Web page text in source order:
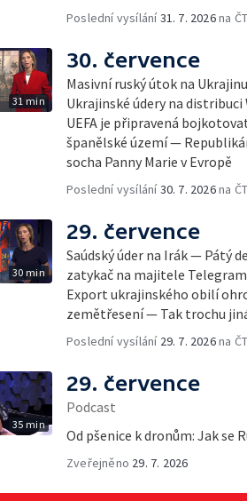
Poslední vysílání31. 7. 2026na
31 min
30. července
Masivní ruský útok na
Ukrajinské údery na
UEFA je připravená
španělské území —
socha Panny Marie v Evropě
Poslední vysílání30. 7. 2026na
30 min
29. července
Saúdský úder na Irák — Pátý
zatykač na majitele
Export ukrajinského obilí
zemětřesení — Tak trochu
Poslední vysílání 29. 7. 2026na
35 min
29. července
Podcast
Od pšenice k dronům: Jak se
Zveřejněno 29. 7. 2026